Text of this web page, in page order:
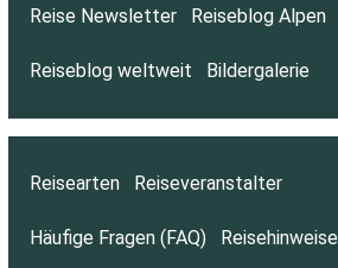
Reise Newsletter Reiseblog Alpen
Reiseblog weltweit Bildergalerie
Reisearten Reiseveranstalter
Häufige Fragen (FAQ) Reisehinweise